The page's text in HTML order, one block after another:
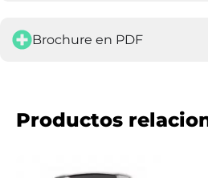
Brochure en PDF
Productos